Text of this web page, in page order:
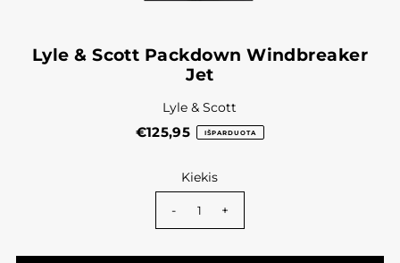
Lyle & Scott Packdown Windbreaker
Jet
Lyle & Scott
€125,95 IŠPARDUOTA
Kiekis
- +